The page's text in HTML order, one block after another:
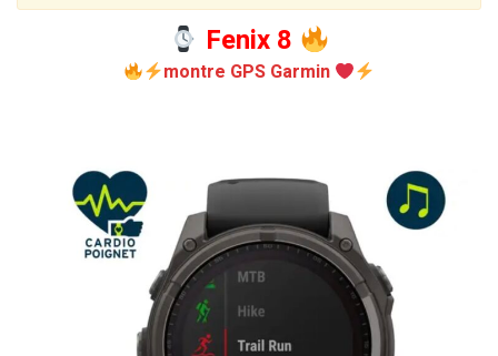
Fenix 8
montre GPS Garmin